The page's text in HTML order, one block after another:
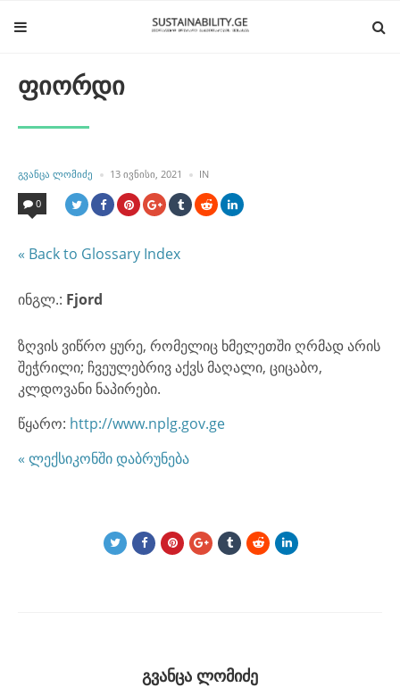
ფიორდი
POSTED
BY
ᲒᲕᲐᲜᲪᲐ ᲚᲝᲛᲘᲫᲔ 13 ᲘᲕᲜᲘᲡᲘ, 2021 INPOSTED
IN
0
« Back to Glossary Index
ინგლ.: Fjord
ზღვის ვიწრო ყურე, რომელიც ხმელეთში ღრმად არის
შეჭრილი; ჩვეულებრივ აქვს მაღალი, ციცაბო,
კლდოვანი ნაპირები.
წყარო: http://www.nplg.gov.ge
« ლექსიკონში დაბრუნება
გვანცა ლომიძე